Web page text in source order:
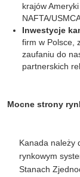
krajów
NAFTA/
Inwestycje
firm w Polsce,
zaufaniu do
partnerskich
Mocne strony
Kanada należy
rynkowym
Stanach